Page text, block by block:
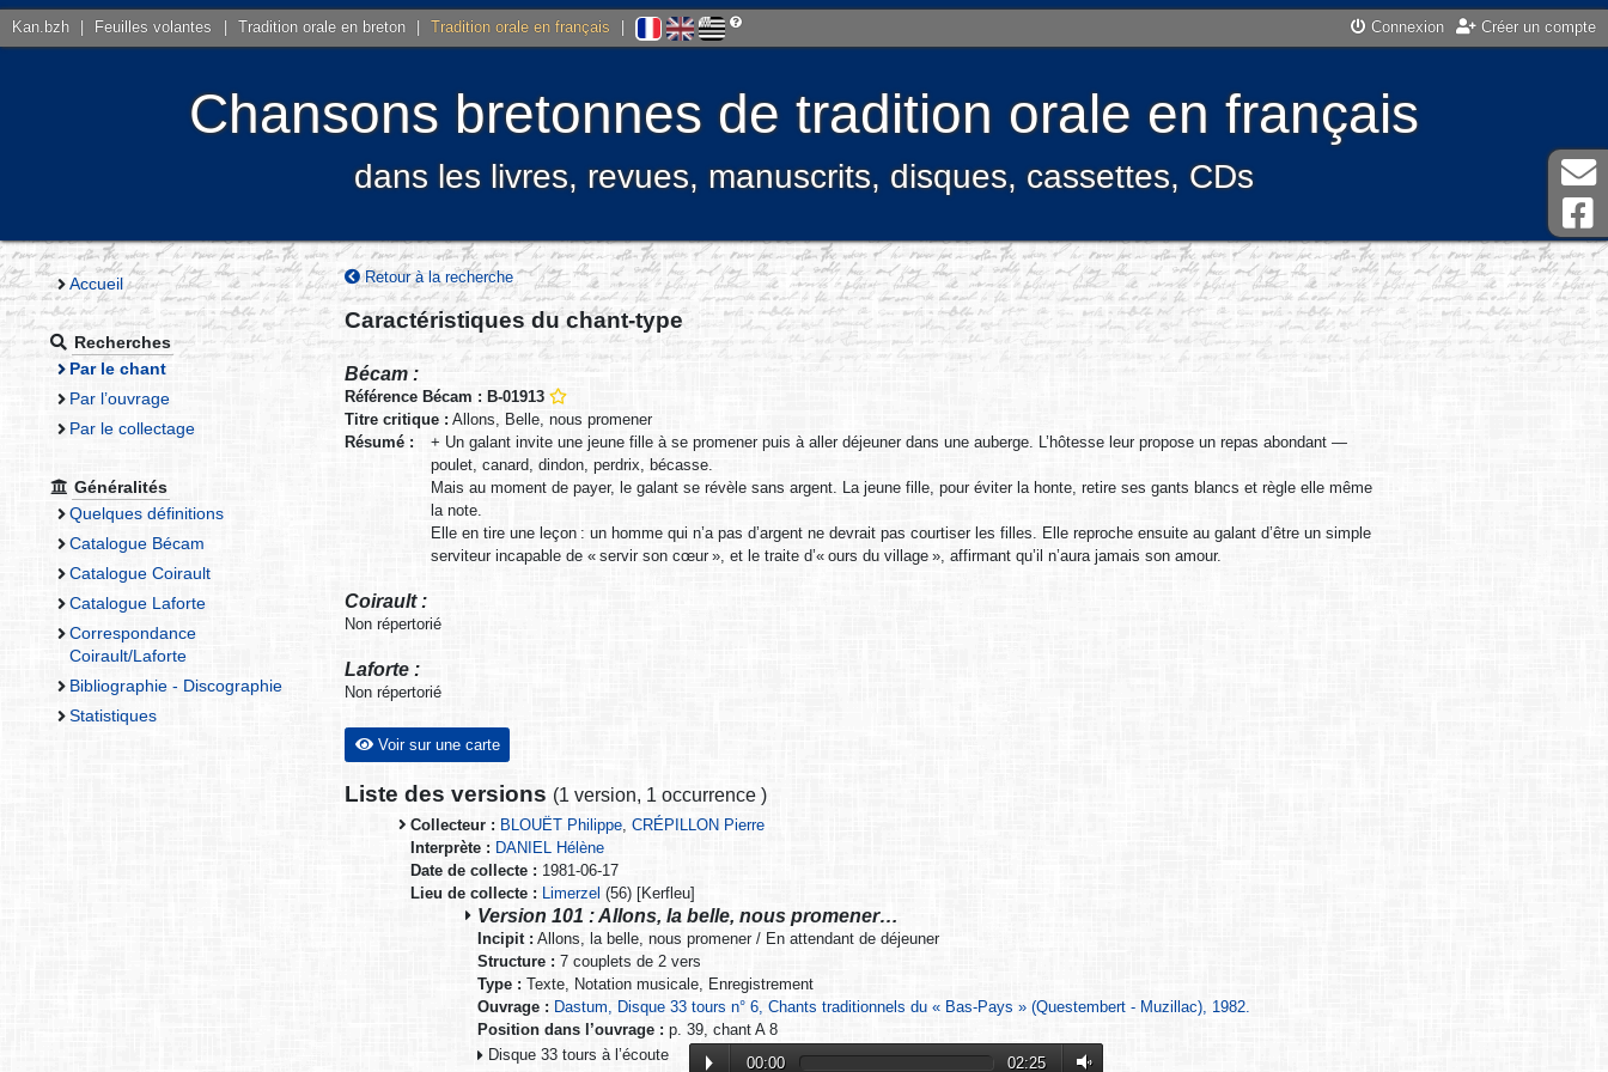
Kan.bzh Feuilles volantes Tradition orale en breton Tradition orale en français Connexion Créer un compte
Chansons bretonnes de tradition orale en français
dans les livres, revues, manuscrits, disques, cassettes, CDs
Accueil
Recherches
Par le chant
Par l’ouvrage
Par le collectage
Généralités
Quelques définitions
Catalogue Bécam
Catalogue Coirault
Catalogue Laforte
Correspondance
Coirault/Laforte
Bibliographie - Discographie
Statistiques
Retour à la recherche
Caractéristiques du chant-type
Bécam :
Référence Bécam : B-01913
Titre critique : Allons, Belle, nous promener
Résumé :
+ Un galant invite une jeune fille à se promener puis à aller déjeuner dans une auberge. L’hôtesse leur propose un repas abondant —
poulet, canard, dindon, perdrix, bécasse.
Mais au moment de payer, le galant se révèle sans argent. La jeune fille, pour éviter la honte, retire ses gants blancs et règle elle même
la note.
Elle en tire une leçon : un homme qui n’a pas d’argent ne devrait pas courtiser les filles. Elle reproche ensuite au galant d’être un simple
serviteur incapable de « servir son cœur », et le traite d’« ours du village », affirmant qu’il n’aura jamais son amour.
Coirault :
Non répertorié
Laforte :
Non répertorié
Voir sur une carte
Liste des versions (1 version, 1 occurrence )
Collecteur : BLOUËT Philippe,CRÉPILLON Pierre
Interprète : DANIEL Hélène
Date de collecte : 1981-06-17
Lieu de collecte : Limerzel (56) [Kerfleu]
Version 101 : Allons, la belle, nous promener…
Incipit : Allons, la belle, nous promener / En attendant de déjeuner
Structure : 7 couplets de 2 vers
Type : Texte, Notation musicale, Enregistrement
Ouvrage : Dastum, Disque 33 tours n° 6, Chants traditionnels du « Bas-Pays » (Questembert - Muzillac), 1982.
Position dans l’ouvrage : p. 39, chant A 8
Disque 33 tours à l’écoute
00:00 02:25